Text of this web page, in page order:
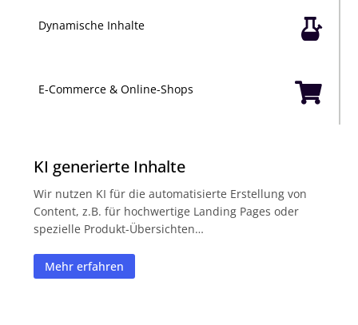

Dynamische Inhalte

E-Commerce & Online-Shops
KI generierte Inhalte
Wir nutzen KI für die automatisierte Erstellung von
Content, z.B. für hochwertige Landing Pages oder
spezielle Produkt-Übersichten…
Mehr erfahren